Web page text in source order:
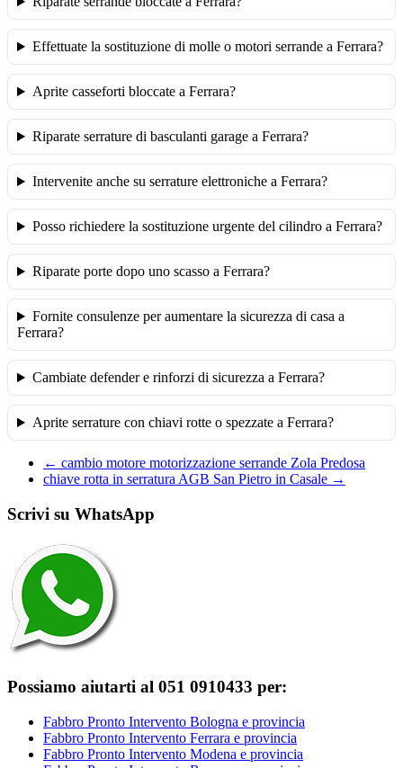
Effettuate la sostituzione di molle o motori serrande a Ferrara?
Aprite casseforti bloccate a Ferrara?
Riparate serrature di basculanti garage a Ferrara?
Intervenite anche su serrature elettroniche a Ferrara?
Posso richiedere la sostituzione urgente del cilindro a Ferrara?
Riparate porte dopo uno scasso a Ferrara?
Fornite consulenze per aumentare la sicurezza di casa a
Ferrara?
Cambiate defender e rinforzi di sicurezza a Ferrara?
Aprite serrature con chiavi rotte o spezzate a Ferrara?
← cambio motore motorizzazione serrande Zola Predosa
chiave rotta in serratura AGB San Pietro in Casale →
Scrivi su WhatsApp
Possiamo aiutarti al 051 0910433 per:
Fabbro Pronto Intervento Bologna e provincia
Fabbro Pronto Intervento Ferrara e provincia
Fabbro Pronto Intervento Modena e provincia